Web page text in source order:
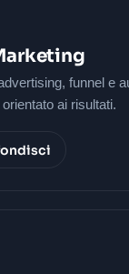
funnel e
ai risultati.